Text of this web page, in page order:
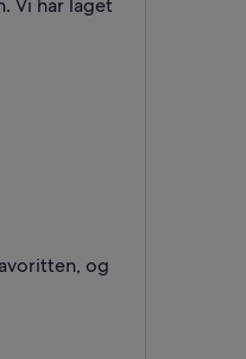
Vi har laget
og